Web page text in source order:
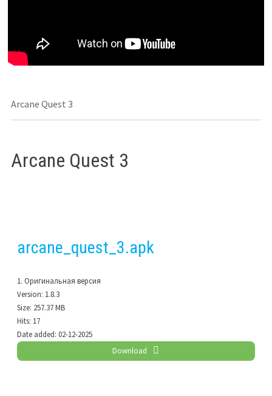
Arcane Quest 3
Arcane Quest 3
arcane_quest_3.apk
1. Оригинальная версия
Version: 1.8.3
Size: 257.37 MB
Hits: 17
Date added: 02-12-2025
Download